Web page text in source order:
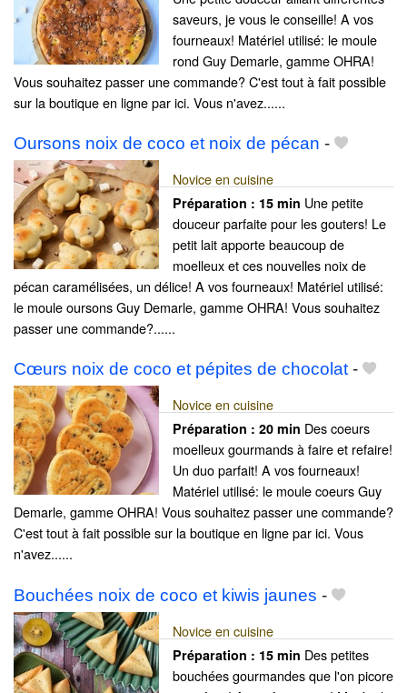
saveurs, je vous le conseille! A vos
fourneaux! Matériel utilisé: le moule
rond Guy Demarle, gamme OHRA!
Vous souhaitez passer une commande? C'est tout à fait possible
sur la boutique en ligne par ici. Vous n'avez......
Oursons noix de coco et noix de pécan -
Novice en cuisine
Préparation : 15 min Une petite
douceur parfaite pour les gouters! Le
petit lait apporte beaucoup de
moelleux et ces nouvelles noix de
pécan caramélisées, un délice! A vos fourneaux! Matériel utilisé:
le moule oursons Guy Demarle, gamme OHRA! Vous souhaitez
passer une commande?......
Cœurs noix de coco et pépites de chocolat-
Novice en cuisine
Préparation : 20 min Des coeurs
moelleux gourmands à faire et refaire!
Un duo parfait! A vos fourneaux!
Matériel utilisé: le moule coeurs Guy
Demarle, gamme OHRA! Vous souhaitez passer une commande?
C'est tout à fait possible sur la boutique en ligne par ici. Vous
n'avez......
Bouchées noix de coco et kiwis jaunes -
Novice en cuisine
Préparation : 15 min Des petites
bouchées gourmandes que l'on picore